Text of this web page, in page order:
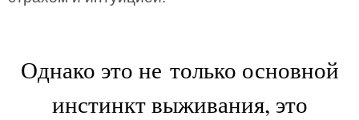
Однако это не только основной
инстинкт выживания, это